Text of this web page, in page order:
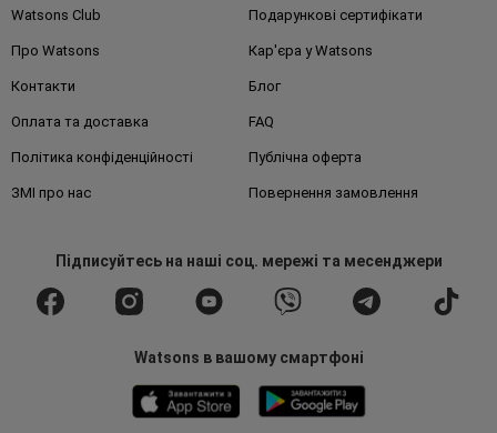
Watsons Club Подарункові сертифікати
Про Watsons Кар'єра у Watsons
Контакти Блог
Оплата та доставка FAQ
Політика конфіденційності Публічна оферта
ЗМІ про нас Повернення замовлення
Підписуйтесьна наші соц. мережі та месенджери
Watsons в вашому смартфоні